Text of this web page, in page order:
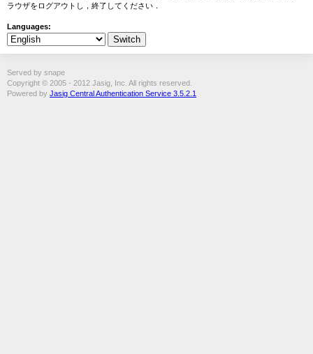
ラウザをログアウトし，終了してください．
Languages:
Served by snape
Copyright © 2005 - 2012 Jasig, Inc. All rights reserved.
Powered by Jasig Central Authentication Service 3.5.2.1